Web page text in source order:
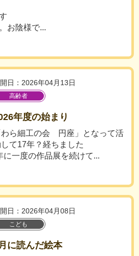
お陰様で...
日：2026年04月13日
高齢者
年度の始まり
わら細工の会 円座」となって活
て17年？経ちました
に一度の作品展を続けて...
日：2026年04月08日
こども
に読んだ絵本